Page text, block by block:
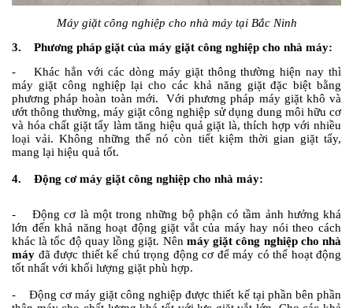
Máy giặt công nghiệp cho nhà máy tại Bắc Ninh
3. Phương pháp giặt của máy giặt công nghiệp cho nhà máy:
- Khác hẳn với các dòng máy giặt thông thường hiện nay thì
máy giặt công nghiệp lại cho các khả năng giặt đặc biệt bằng
phương pháp hoàn toàn mới. Với phương pháp máy giặt khô và
ướt thông thường, máy giặt công nghiệp sử dụng dung môi hữu cơ
và hóa chất giặt tẩy làm tăng hiệu quả giặt là, thích hợp với nhiều
loại vải. Không những thế nó còn tiết kiệm thời gian giặt tẩy,
mang lại hiệu quả tốt.
4. Động cơ máy giặt công nghiệp cho nhà máy:
- Động cơ là một trong những bộ phận có tầm ảnh hưởng khá
lớn đến khả năng hoạt động giặt vắt của máy hay nói theo cách
khác là tốc độ quay lồng giặt. Nên máy giặt công nghiệp cho nhà
máy đã được thiết kế chú trọng động cơ để máy có thể hoạt động
tốt nhất với khối lượng giặt phù hợp.
- Động cơ máy giặt công nghiệp được thiết kế tại phần bên phần